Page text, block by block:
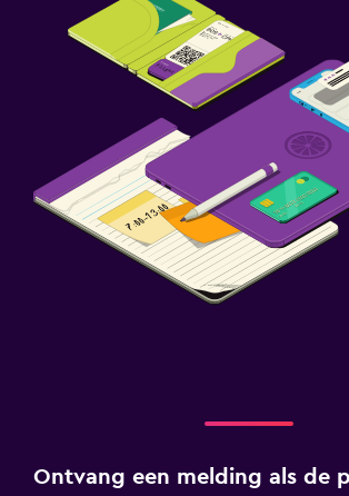
Ontvang een melding als de